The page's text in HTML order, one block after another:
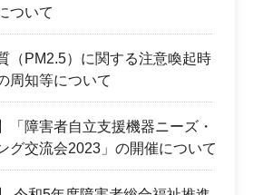
ついて
（PM2.5）に関する注意喚起時
周知等について
「障害者自立支援機器ニーズ・
グ交流会2023」の開催について